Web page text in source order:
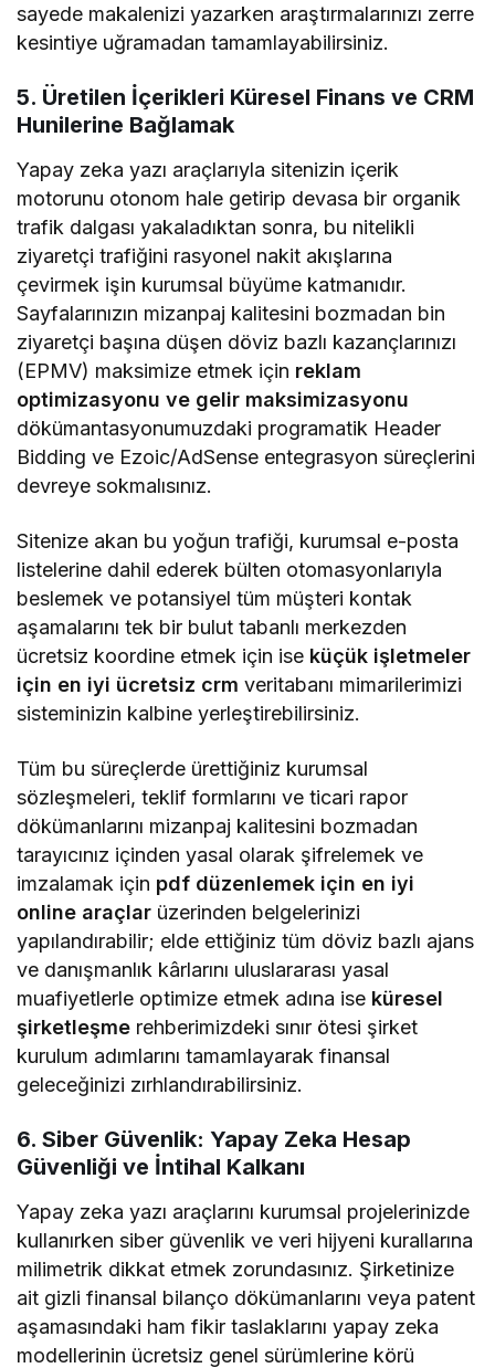
sayede makalenizi yazarken araştırmalarınızı zerre
kesintiye uğramadan tamamlayabilirsiniz.
5. Üretilen İçerikleri Küresel Finans ve CRM
Hunilerine Bağlamak
Yapay zeka yazı araçlarıyla sitenizin içerik
motorunu otonom hale getirip devasa bir organik
trafik dalgası yakaladıktan sonra, bu nitelikli
ziyaretçi trafiğini rasyonel nakit akışlarına
çevirmek işin kurumsal büyüme katmanıdır.
Sayfalarınızın mizanpaj kalitesini bozmadan bin
ziyaretçi başına düşen döviz bazlı kazançlarınızı
(EPMV) maksimize etmek için reklam
optimizasyonu ve gelir maksimizasyonu
dökümantasyonumuzdaki programatik Header
Bidding ve Ezoic/AdSense entegrasyon süreçlerini
devreye sokmalısınız.
Sitenize akan bu yoğun trafiği, kurumsal e-posta
listelerine dahil ederek bülten otomasyonlarıyla
beslemek ve potansiyel tüm müşteri kontak
aşamalarını tek bir bulut tabanlı merkezden
ücretsiz koordine etmek için ise küçük işletmeler
için en iyi ücretsiz crm veritabanı mimarilerimizi
sisteminizin kalbine yerleştirebilirsiniz.
Tüm bu süreçlerde ürettiğiniz kurumsal
sözleşmeleri, teklif formlarını ve ticari rapor
dökümanlarını mizanpaj kalitesini bozmadan
tarayıcınız içinden yasal olarak şifrelemek ve
imzalamak için pdf düzenlemek için en iyi
online araçlar üzerinden belgelerinizi
yapılandırabilir; elde ettiğiniz tüm döviz bazlı ajans
ve danışmanlık kârlarını uluslararası yasal
muafiyetlerle optimize etmek adına ise küresel
şirketleşme rehberimizdeki sınır ötesi şirket
kurulum adımlarını tamamlayarak finansal
geleceğinizi zırhlandırabilirsiniz.
6. Siber Güvenlik: Yapay Zeka Hesap
Güvenliği ve İntihal Kalkanı
Yapay zeka yazı araçlarını kurumsal projelerinizde
kullanırken siber güvenlik ve veri hijyeni kurallarına
milimetrik dikkat etmek zorundasınız. Şirketinize
ait gizli finansal bilanço dökümanlarını veya patent
aşamasındaki ham fikir taslaklarını yapay zeka
modellerinin ücretsiz genel sürümlerine körü